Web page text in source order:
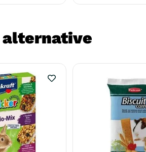
alternative